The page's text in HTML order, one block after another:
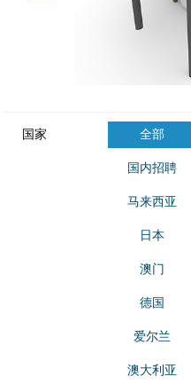
国家 全部
国内招聘
马来西亚
日本
澳门
德国
爱尔兰
澳大利亚